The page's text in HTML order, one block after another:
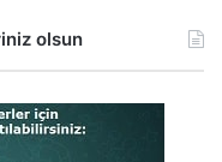
olsun